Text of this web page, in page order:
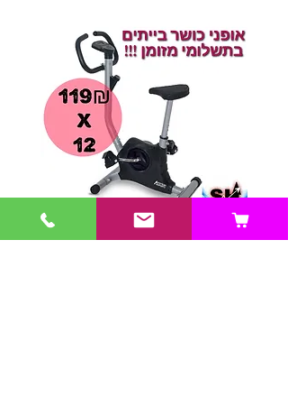
ופני כושר משוכללות